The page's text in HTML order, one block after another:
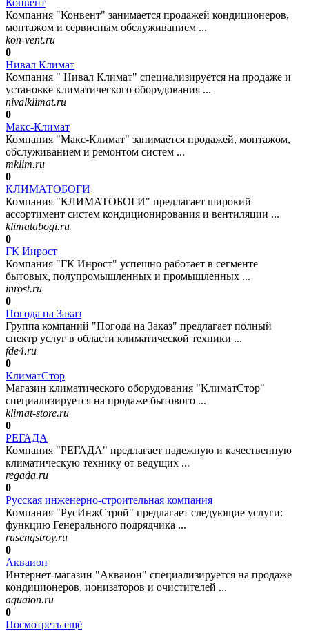
Компания "Конвент" занимается продажей кондиционеров,
монтажом и сервисным обслуживанием ...
kon-vent.ru
0
Нивал Климат
Компания " Нивал Климат" специализируется на продаже и
установке климатического оборудования ...
nivalklimat.ru
0
Макс-Климат
Компания "Макс-Климат" занимается продажей, монтажом,
обслуживанием и ремонтом систем ...
mklim.ru
0
КЛИМАТОБОГИ
Компания "КЛИМАТОБОГИ" предлагает широкий
ассортимент систем кондиционирования и вентиляции ...
klimatabogi.ru
0
ГК Инрост
Компания "ГК Инрост" успешно работает в сегменте
бытовых, полупромышленных и промышленных ...
inrost.ru
0
Погода на Заказ
Группа компаний "Погода на Заказ" предлагает полный
спектр услуг в области климатической техники ...
fde4.ru
0
КлиматСтор
Магазин климатического оборудования "КлиматСтор"
специализируется на продаже бытового ...
klimat-store.ru
0
РЕГАДА
Компания "РЕГАДА" предлагает надежную и качественную
климатическую технику от ведущих ...
regada.ru
0
Русская инженерно-строительная компания
Компания "РусИнжСтрой" предлагает следующие услуги:
функцию Генерального подрядчика ...
rusengstroy.ru
0
Акваион
Интернет-магазин "Акваион" специализируется на продаже
кондиционеров, ионизаторов и очистителей ...
aquaion.ru
0
Посмотреть ещё